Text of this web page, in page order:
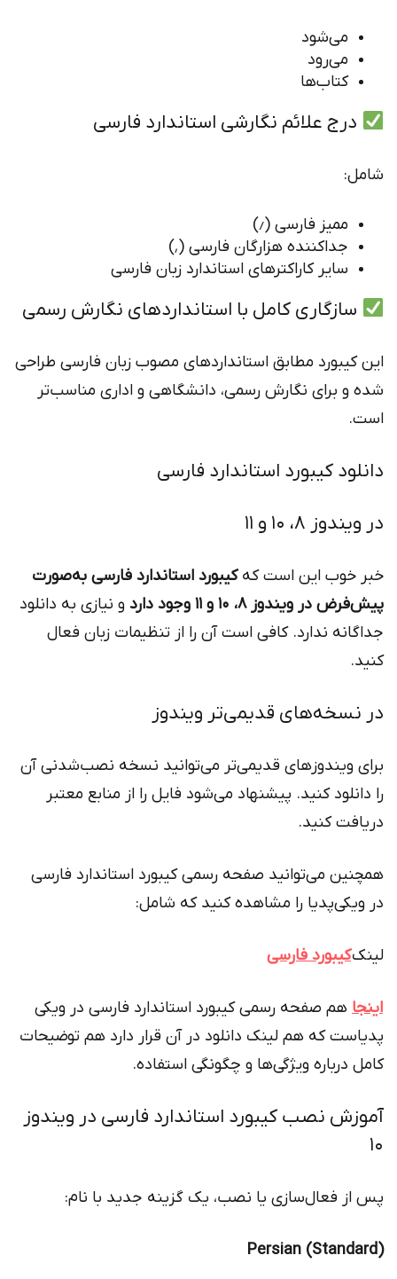
می‌شود
می‌رود
کتاب‌ها
درج علائم نگارشی استاندارد فارسی
شامل:
ممیز فارسی (٫)
جداکننده هزارگان فارسی (٬)
سایر کاراکترهای استاندارد زبان فارسی
سازگاری کامل با استانداردهای نگارش رسمی
این کیبورد مطابق استانداردهای مصوب زبان فارسی طراحی
شده و برای نگارش رسمی، دانشگاهی و اداری مناسب‌تر
است.
دانلود کیبورد استاندارد فارسی
در ویندوز 8، 10 و 11
خبر خوب این است کهکیبورد استاندارد فارسی به‌صورت
پیش‌فرض در ویندوز 8، 10 و 11 وجود دارد
و نیازی به دانلود
جداگانه ندارد. کافی است آن را از تنظیمات زبان فعال
کنید.
در نسخه‌های قدیمی‌تر ویندوز
برای ویندوزهای قدیمی‌تر می‌توانید نسخه نصب‌شدنی آن
را دانلود کنید. پیشنهاد می‌شود فایل را از منابع معتبر
دریافت کنید.
همچنین می‌توانید صفحه رسمی کیبورد استاندارد فارسی
در ویکی‌پدیا را مشاهده کنید که شامل:
لینککیبورد فارسی
اینجا هم صفحه رسمی کیبورد استاندارد فارسی در ویکی
پدیاست که هم لینک دانلود در آن قرار دارد هم توضیحات
کامل درباره ویژگی‌ها و چگونگی استفاده.
آموزش نصب کیبورد استاندارد فارسی در ویندوز
10
پس از فعال‌سازی یا نصب، یک گزینه جدید با نام:
Persian (Standard)